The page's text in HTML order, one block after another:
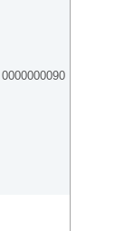
0000000090